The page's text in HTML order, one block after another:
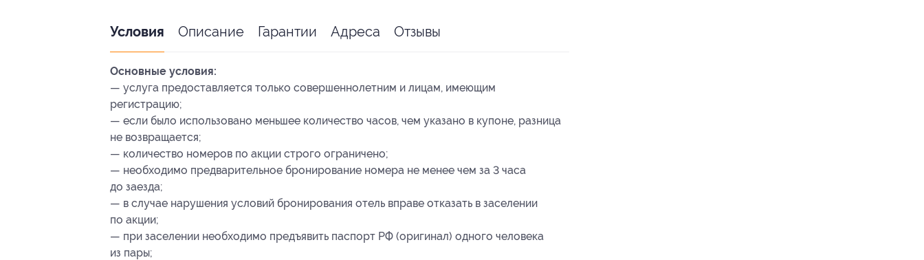
Условия Описание Гарантии Адреса Отзывы
Основные условия:
— услуга предоставляется только совершеннолетним и лицам, имеющим
регистрацию;
— если было использовано меньшее количество часов, чем указано в купоне, разница
не возвращается;
— количество номеров по акции строго ограничено;
— необходимо предварительное бронирование номера не менее чем за 3 часа
до заезда;
— в случае нарушения условий бронирования отель вправе отказать в заселении
по акции;
— при заселении необходимо предъявить паспорт РФ (оригинал) одного человека
из пары;